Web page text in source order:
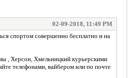
02-09-2018, 11:49 PM
спортом совершенно бесплатно и на
, Херсон, Хмельницкий курьерскими
телефонами, вайбером или по почте